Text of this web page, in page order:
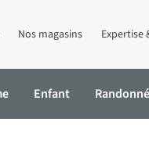
Nos magasins Expertise
Enfant